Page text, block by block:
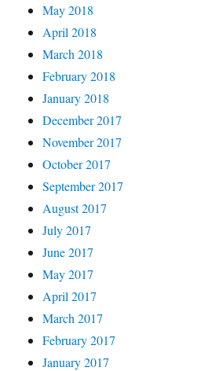
May 2018
April 2018
March 2018
February 2018
January 2018
December 2017
November 2017
October 2017
September 2017
August 2017
July 2017
June 2017
May 2017
April 2017
March 2017
February 2017
January 2017